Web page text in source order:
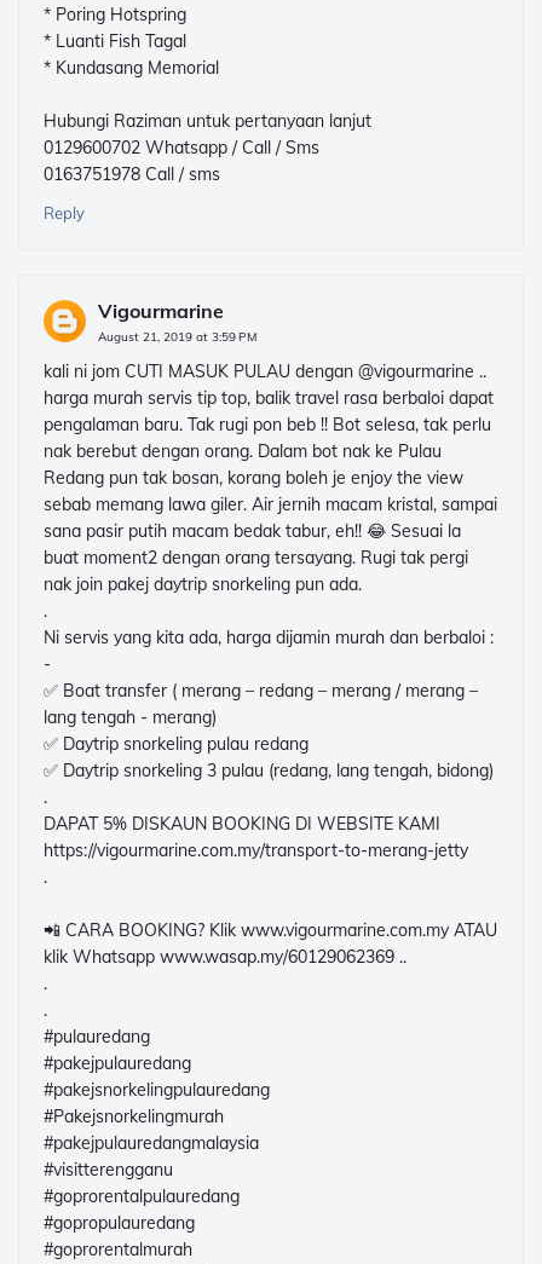
* Poring Hotspring
* Luanti Fish Tagal
* Kundasang Memorial
Hubungi Raziman untuk pertanyaan lanjut
0129600702 Whatsapp / Call / Sms
0163751978 Call / sms
Reply
Vigourmarine
August 21, 2019 at 3:59 PM
kali ni jom CUTI MASUK PULAU dengan @vigourmarine ..
harga murah servis tip top, balik travel rasa berbaloi dapat
pengalaman baru. Tak rugi pon beb !! Bot selesa, tak perlu
nak berebut dengan orang. Dalam bot nak ke Pulau
Redang pun tak bosan, korang boleh je enjoy the view
sebab memang lawa giler. Air jernih macam kristal, sampai
sana pasir putih macam bedak tabur, eh!! 😂 Sesuai la
buat moment2 dengan orang tersayang. Rugi tak pergi
nak join pakej daytrip snorkeling pun ada.
.
Ni servis yang kita ada, harga dijamin murah dan berbaloi :
-
✅ Boat transfer ( merang – redang – merang / merang –
lang tengah - merang)
✅ Daytrip snorkeling pulau redang
✅ Daytrip snorkeling 3 pulau (redang, lang tengah, bidong)
.
DAPAT 5% DISKAUN BOOKING DI WEBSITE KAMI
https://vigourmarine.com.my/transport-to-merang-jetty
.
📲 CARA BOOKING? Klik www.vigourmarine.com.my ATAU
klik Whatsapp www.wasap.my/60129062369 ..
.
.
#pulauredang
#pakejpulauredang
#pakejsnorkelingpulauredang
#Pakejsnorkelingmurah
#pakejpulauredangmalaysia
#visitterengganu
#goprorentalpulauredang
#gopropulauredang
#goprorentalmurah